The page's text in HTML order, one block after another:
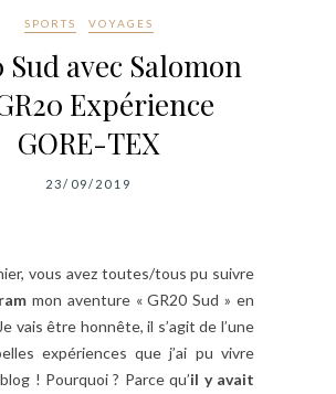
SPORTS VOYAGES
Sud avec Salomon
Expérience
GORE-TEX
23/09/2019
vous avez toutes/tous pu suivre
mon aventure « GR20 Sud » en
vais être honnête, il s’agit de l’une
expériences que j’ai pu vivre
! Pourquoi ? Parce qu’il y avait